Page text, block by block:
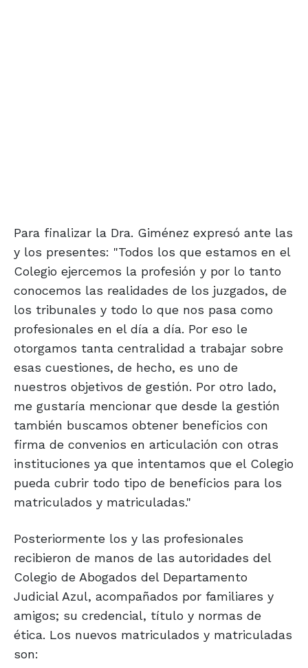
Para finalizar la Dra. Giménez expresó ante las
y los presentes: "Todos los que estamos en el
Colegio ejercemos la profesión y por lo tanto
conocemos las realidades de los juzgados, de
los tribunales y todo lo que nos pasa como
profesionales en el día a día. Por eso le
otorgamos tanta centralidad a trabajar sobre
esas cuestiones, de hecho, es uno de
nuestros objetivos de gestión. Por otro lado,
me gustaría mencionar que desde la gestión
también buscamos obtener beneficios con
firma de convenios en articulación con otras
instituciones ya que intentamos que el Colegio
pueda cubrir todo tipo de beneficios para los
matriculados y matriculadas."
Posteriormente los y las profesionales
recibieron de manos de las autoridades del
Colegio de Abogados del Departamento
Judicial Azul, acompañados por familiares y
amigos; su credencial, título y normas de
ética. Los nuevos matriculados y matriculadas
son: